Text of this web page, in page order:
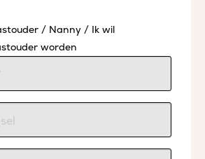
/ Nanny / Ik wil
worden